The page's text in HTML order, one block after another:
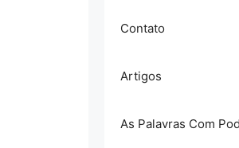
Contato
Artigos
As Palavras Com